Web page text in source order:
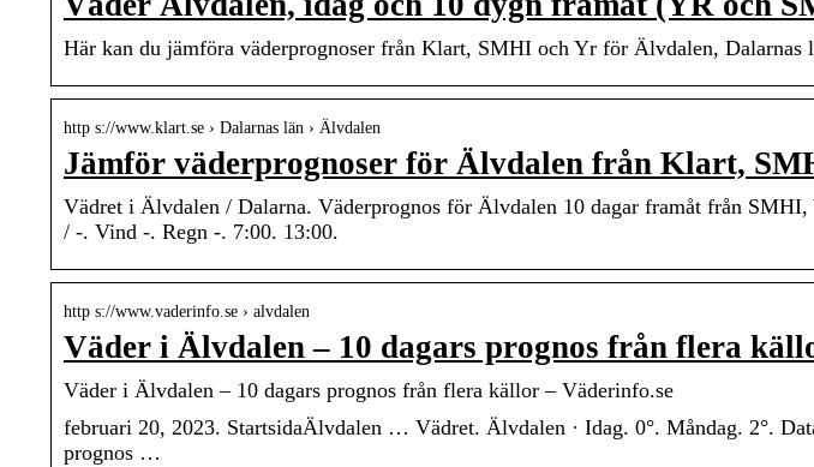
Här kan du jämföra väderprognoser från Klart, SMHI och Yr för Älvdalen, Dalarnas
http s://www.klart.se › Dalarnas län › Älvdalen
Jämför väderprognoser för Älvdalen från Klart,
Vädret i Älvdalen / Dalarna. Väderprognos för Älvdalen 10 dagar framåt från
/ -. Vind -. Regn -. 7:00. 13:00.
http s://www.vaderinfo.se › alvdalen
Väder i Älvdalen – 10 dagars prognos från flera
Väder i Älvdalen – 10 dagars prognos från flera källor – Väderinfo.se
februari 20, 2023. StartsidaÄlvdalen … Vädret. Älvdalen · Idag. 0°. Måndag. 2°.
prognos …